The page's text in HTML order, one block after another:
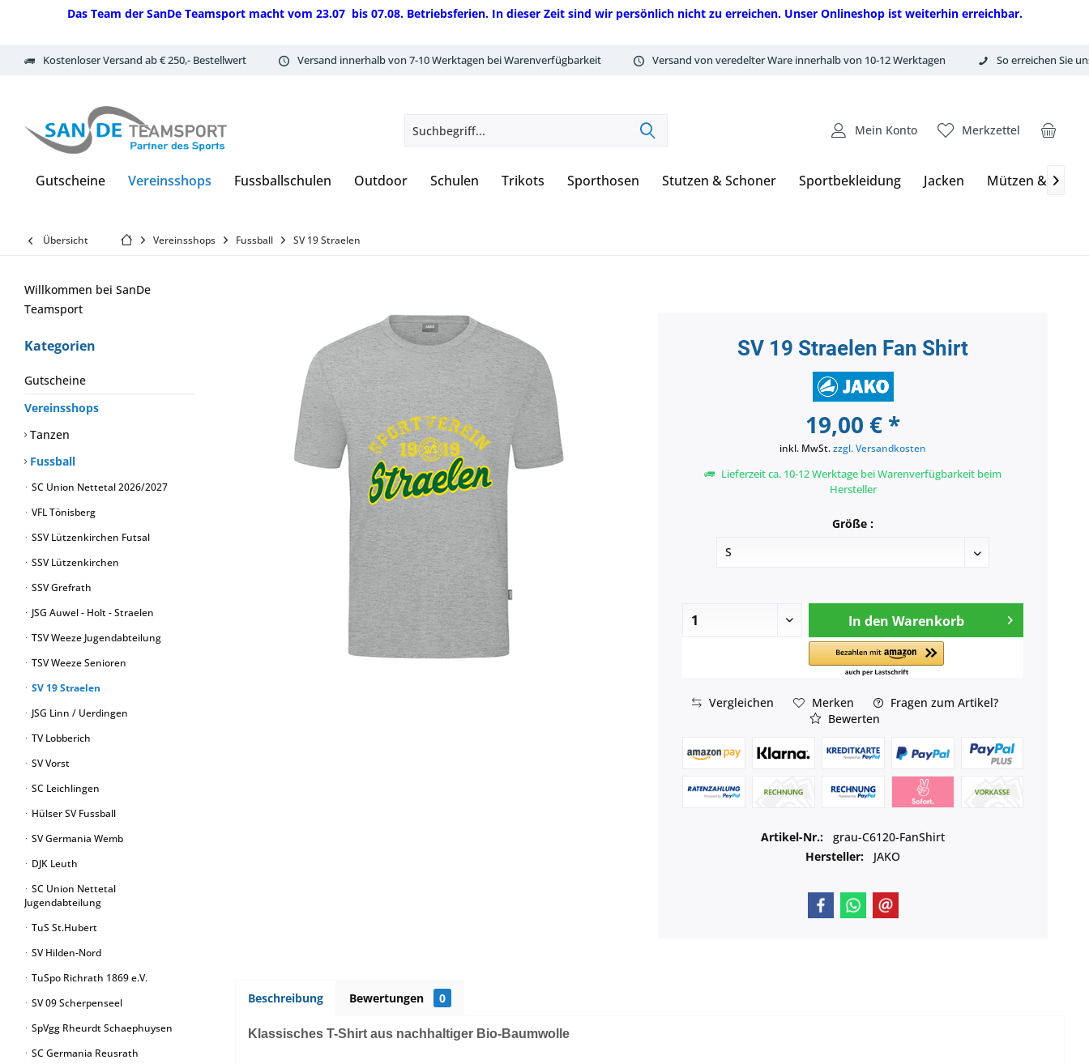
Das Team der SanDe Teamsport macht vom 23.07 bis 07.08. Betriebsferien. In dieser Zeit sind wir persönlich nicht zu erreichen. Unser Onlineshop ist weiterhin erreichbar.
Kostenloser Versand ab € 250,- Bestellwert Versand innerhalb von 7-10 Werktagen bei Warenverfügbarkeit Versand von veredelter Ware innerhalb von 10-12 Werktagen So erreichen Sie
Merkzettel
Mein Konto
Gutscheine Vereinsshops Fussballschulen Outdoor Schulen Trikots Sporthosen Stutzen & Schoner Sportbekleidung Jacken Mützen & 
Übersicht Vereinsshops Fussball SV 19 Straelen
Willkommen bei SanDe
Teamsport
Kategorien
Gutscheine
Vereinsshops
Tanzen
Fussball
SC Union Nettetal 2026/2027
VFL Tönisberg
SSV Lützenkirchen Futsal
SSV Lützenkirchen
SSV Grefrath
JSG Auwel - Holt - Straelen
TSV Weeze Jugendabteilung
TSV Weeze Senioren
SV 19 Straelen
JSG Linn / Uerdingen
TV Lobberich
SV Vorst
SC Leichlingen
Hülser SV Fussball
SV Germania Wemb
DJK Leuth
SC Union Nettetal
Jugendabteilung
TuS St.Hubert
SV Hilden-Nord
TuSpo Richrath 1869 e.V.
SV 09 Scherpenseel
SpVgg Rheurdt Schaephuysen
SC Germania Reusrath
SV 19 Straelen Fan Shirt
19,00 € *
inkl. MwSt.zzgl. Versandkosten
Lieferzeit ca. 10-12 Werktage bei Warenverfügbarkeit beim
Hersteller
Größe :
In den Warenkorb
Vergleichen Merken
Fragen zum Artikel?
Bewerten
Artikel-Nr.:
grau-C6120-FanShirt
Hersteller:
JAKO
Beschreibung Bewertungen 0
Klassisches T-Shirt aus nachhaltiger Bio-Baumwolle